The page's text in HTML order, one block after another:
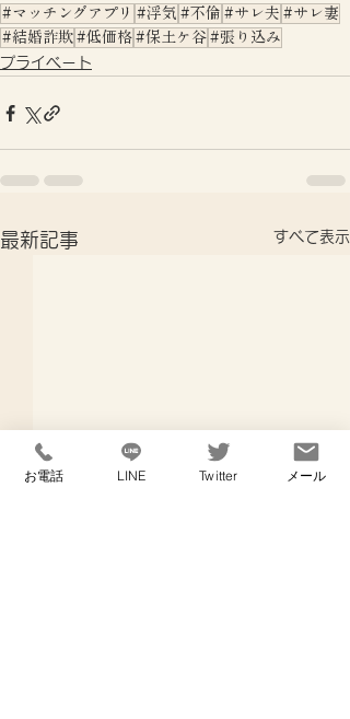
#マッチングアプリ #浮気 #不倫 #サレ夫 #サレ妻
#結婚詐欺 #低価格 #保土ケ谷 #張り込み
プライベート
最新記事 すべて表示
お電話 LINE Twitter メール